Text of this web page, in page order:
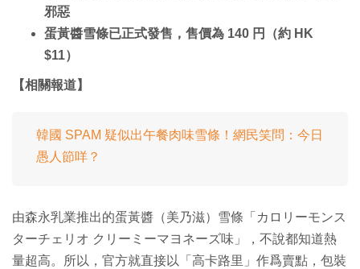
邪惡
蛋黃醬雪條已正式發售，售價為 140 円（約 HK
$11）
【相關報道】
韓國 SPAM 疑似出午餐肉味雪條！網民笑問：今日
愚人節咩？
由森永乳業推出的蛋黃醬（美乃滋）雪條「カロリーモンス
ターチェリオ クリーミーマヨネーズ味」，不說都知道熱
量超高。所以，官方就直接以「高卡路里」作爲賣點，包裝